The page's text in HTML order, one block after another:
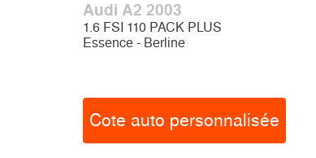
Audi A2 2003
1.6 FSI 110 PACK PLUS
Essence - Berline
Cote auto personnalisée